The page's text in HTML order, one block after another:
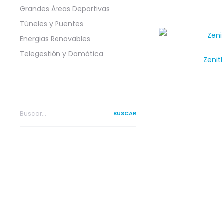
Grandes Áreas Deportivas
Túneles y Puentes
Energias Renovables
Telegestión y Domótica